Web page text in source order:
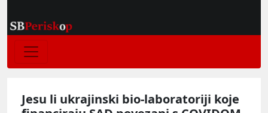
Jesu li ukrajinski bio-laboratoriji koje